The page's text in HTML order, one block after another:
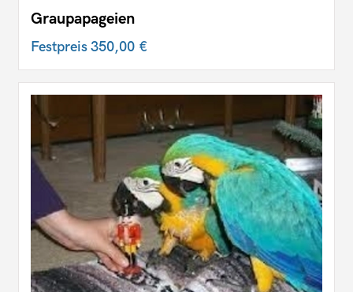
Graupapageien
Festpreis350,00 €